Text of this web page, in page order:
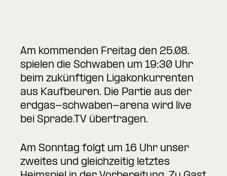
Am kommenden Freitag den 25.08.
spielen die Schwaben um 19:30 Uhr
beim zukünftigen Ligakonkurrenten
aus Kaufbeuren. Die Partie aus der
erdgas-schwaben-arena wird live
bei Sprade.TV übertragen.
Am Sonntag folgt um 16 Uhr unser
zweites und gleichzeitig letztes